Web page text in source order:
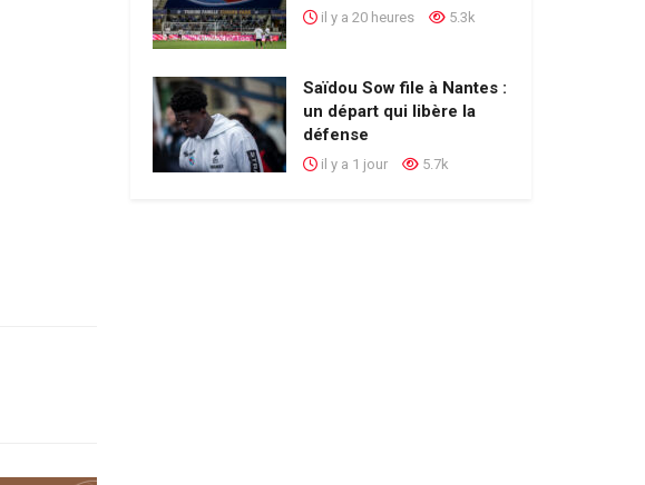
il y a 20 heures 5.3k
Saïdou Sow file à Nantes :
un départ qui libère la
défense
il y a 1 jour 5.7k